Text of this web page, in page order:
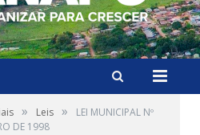
» Leis »
LEI MUNICIPAL Nº
DE 1998